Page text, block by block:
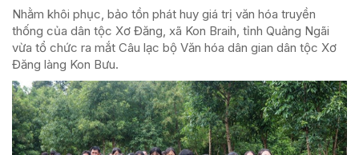
Nhằm khôi phục, bảo tồn phát huy giá trị văn hóa truyền
thống của dân tộc Xơ Đăng, xã Kon Braih, tỉnh Quảng Ngãi
vừa tổ chức ra mắt Câu lạc bộ Văn hóa dân gian dân tộc Xơ
Đăng làng Kon Bưu.